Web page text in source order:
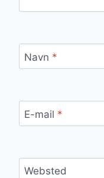
Navn *
E-mail *
Websted